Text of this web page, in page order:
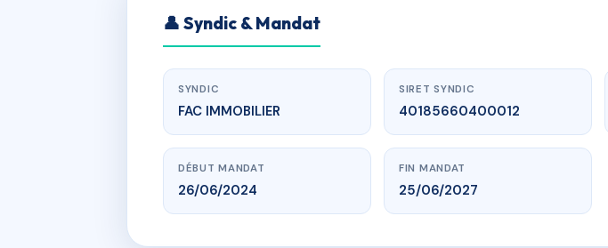
👤 Syndic & Mandat
SYNDIC
FAC IMMOBILIER
SIRET SYNDIC
40185660400012
DÉBUT MANDAT
26/06/2024
FIN MANDAT
25/06/2027